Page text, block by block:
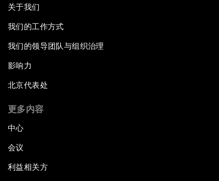
关于我们
我们的工作方式
我们的领导团队与组织治理
影响力
北京代表处
更多内容
中心
会议
利益相关方